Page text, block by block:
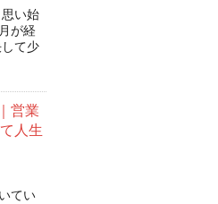
思い始
が経
て少
営業
人生
てい